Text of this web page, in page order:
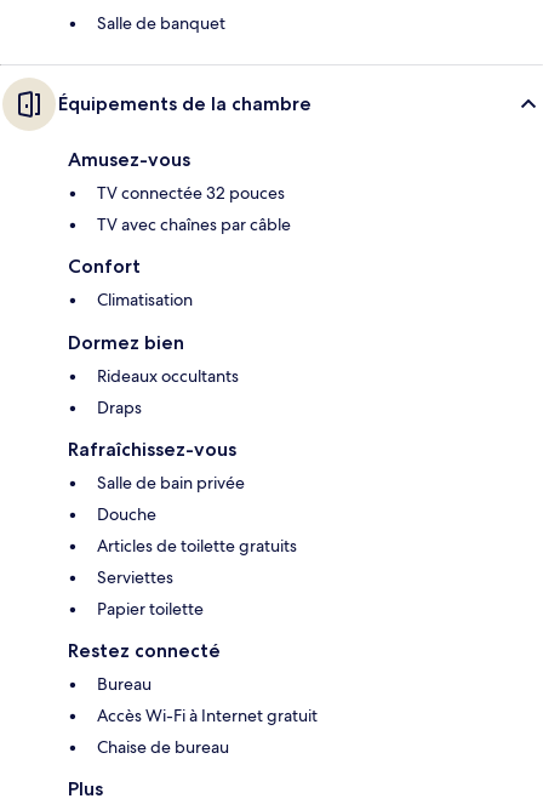
Salle de banquet
Équipements de la chambre
Amusez-vous
TV connectée 32 pouces
TV avec chaînes par câble
Confort
Climatisation
Dormez bien
Rideaux occultants
Draps
Rafraîchissez-vous
Salle de bain privée
Douche
Articles de toilette gratuits
Serviettes
Papier toilette
Restez connecté
Bureau
Accès Wi-Fi à Internet gratuit
Chaise de bureau
Plus